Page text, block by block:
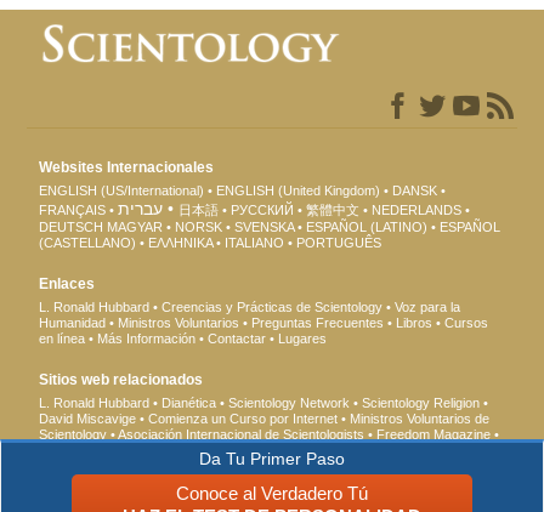
Da Tu Primer Paso
Conoce al Verdadero Tú
Websites Internacionales
ENGLISH (US/International) ENGLISH (United Kingdom)
DANSK
FRANÇAIS
עברית 日本語 РУССКИЙ 繁體中文
NEDERLANDS
DEUTSCH MAGYAR NORSK SVENSKA ESPAÑOL (LATINO)
ESPAÑOL
(CASTELLANO)
ΕΛΛΗΝΙΚA ITALIANO PORTUGUÊS
Enlaces
L. Ronald Hubbard Creencias y Prácticas de Scientology
Voz para la
Humanidad
Ministros Voluntarios Preguntas Frecuentes Libros
Cursos
en línea
Más Información Contactar Lugares
Sitios web relacionados
L. Ronald Hubbard Dianética Scientology Network
Scientology Religion
David Miscavige
Comienza un Curso por Internet
Ministros Voluntarios de
Scientology
Asociación Internacional de Scientologists
Freedom Magazine
En Apoyo de Un Mundo Sin Drogas
Jóvenes por los Derechos Humanos
Ciudadanos por los Derechos Humanos